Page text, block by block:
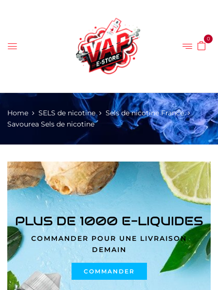
0
Home SELS de nicotine
Sels de nicotine France
Savourea Sels de nicotine
PLUS DE 1000 E-LIQUIDES
COMMANDER POUR UNE LIVRAISON
DEMAIN
COMMANDER